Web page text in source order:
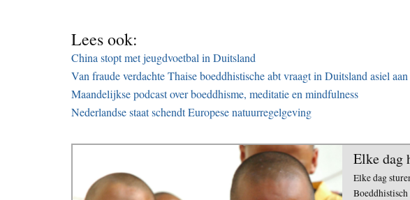
Lees ook:
China stopt met jeugdvoetbal in Duitsland
Van fraude verdachte Thaise boeddhistische abt vraagt in Duitsland asiel aan
Maandelijkse podcast over boeddhisme, meditatie en mindfulness
Nederlandse staat schendt Europese natuurregelgeving
Elke dag
Elke dag